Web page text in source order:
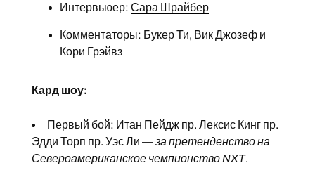
Интервьюер: Сара Шрайбер
Комментаторы: Букер Ти, Вик Джозефи
Кори Грэйвз
Кард шоу:
Первый бой: Итан Пейдж пр. Лексис Кинг пр.
Эдди Торп пр. Уэс Ли —за претенденство на
Североамериканское чемпионство NXT.